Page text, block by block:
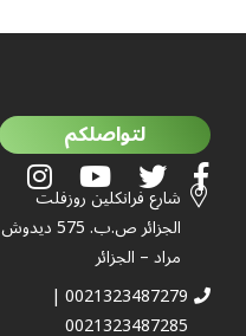
لتواصلكم
شارع فرانكلين روزفلت
الجزائر ص.ب. 575 ديدوش
مراد – الجزائر
0021323487279 |
0021323487285